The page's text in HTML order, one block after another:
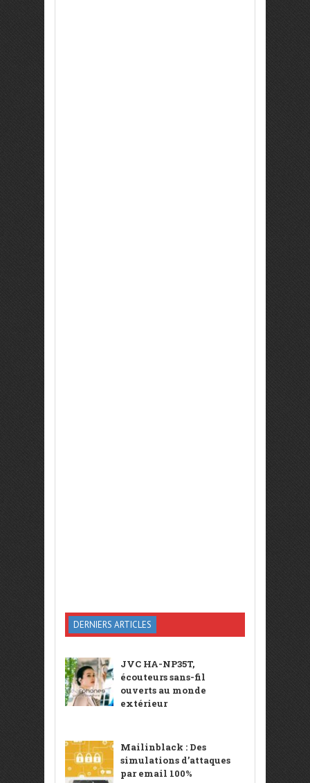
DERNIERS ARTICLES
JVC HA-NP35T,
écouteurs sans-fil
ouverts au monde
extérieur
Mailinblack : Des
simulations d’attaques
par email 100%